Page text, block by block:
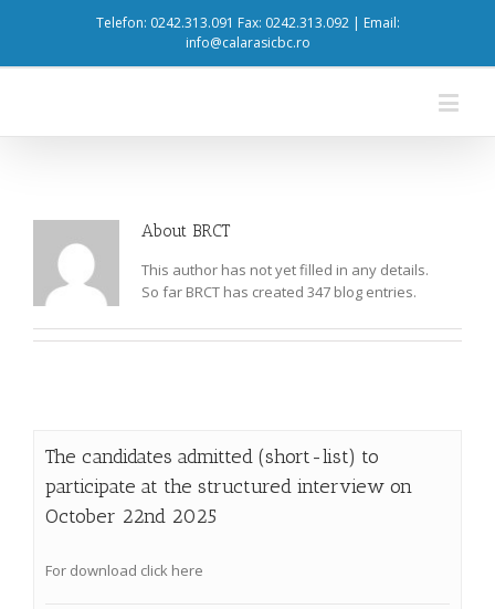
Telefon: 0242.313.091 Fax: 0242.313.092 | Email:
info@calarasicbc.ro
About BRCT
This author has not yet filled in any details.
So far BRCT has created 347 blog entries.
The candidates admitted (short-list) to
participate at the structured interview on
October 22nd 2025
For download click here